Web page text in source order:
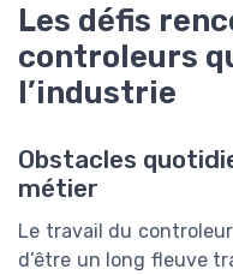
Les défis
controleurs
l’industrie
Obstacles
métier
Le travail du
d’être un long fleuve